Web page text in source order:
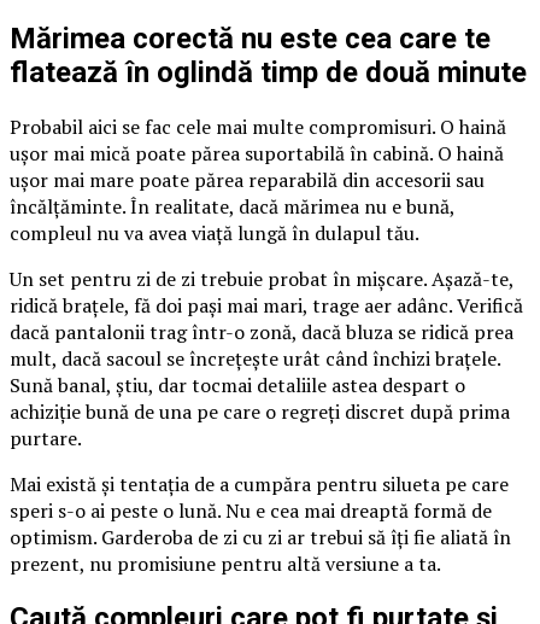
Mărimea corectă nu este cea care te
flatează în oglindă timp de două minute
Probabil aici se fac cele mai multe compromisuri. O haină
ușor mai mică poate părea suportabilă în cabină. O haină
ușor mai mare poate părea reparabilă din accesorii sau
încălțăminte. În realitate, dacă mărimea nu e bună,
compleul nu va avea viață lungă în dulapul tău.
Un set pentru zi de zi trebuie probat în mișcare. Așază-te,
ridică brațele, fă doi pași mai mari, trage aer adânc. Verifică
dacă pantalonii trag într-o zonă, dacă bluza se ridică prea
mult, dacă sacoul se încrețește urât când închizi brațele.
Sună banal, știu, dar tocmai detaliile astea despart o
achiziție bună de una pe care o regreți discret după prima
purtare.
Mai există și tentația de a cumpăra pentru silueta pe care
speri s-o ai peste o lună. Nu e cea mai dreaptă formă de
optimism. Garderoba de zi cu zi ar trebui să îți fie aliată în
prezent, nu promisiune pentru altă versiune a ta.